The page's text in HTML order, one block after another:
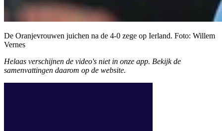
De Oranjevrouwen juichen na de 4-0 zege op Ierland. Foto: Willem
Vernes
Helaas verschijnen de video's niet in onze app. Bekijk de
samenvattingen daarom op de website.